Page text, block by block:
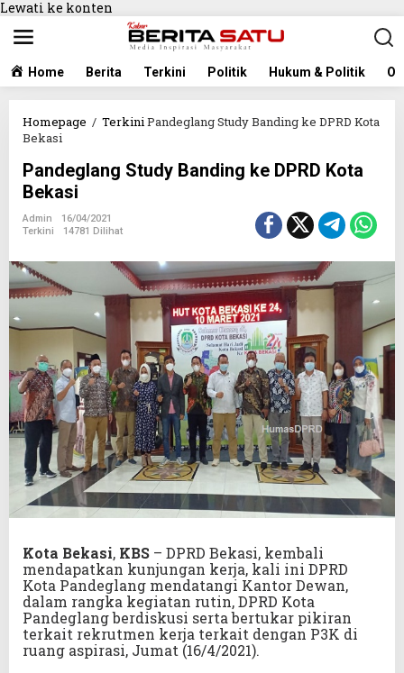
Lewati ke konten
Home Berita Terkini Politik Hukum & Politik
Homepage / TerkiniPandeglang Study Banding ke DPRD Kota
Bekasi
Pandeglang Study Banding ke DPRD Kota
Bekasi
Admin
16/04/2021
Terkini
14781 Dilihat
Kota Bekasi, KBS – DPRD Bekasi, kembali
mendapatkan kunjungan kerja, kali ini DPRD
Kota Pandeglang mendatangi Kantor Dewan,
dalam rangka kegiatan rutin, DPRD Kota
Pandeglang berdiskusi serta bertukar pikiran
terkait rekrutmen kerja terkait dengan P3K di
ruang aspirasi, Jumat (16/4/2021).